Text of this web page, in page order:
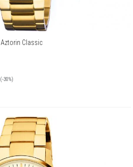
Aztorin Classic
(-30%)